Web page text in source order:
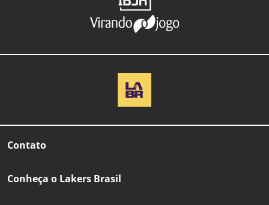
Contato
Conheça o Lakers Brasil